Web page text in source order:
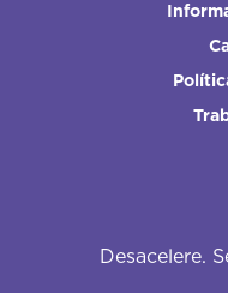
Desacelere.